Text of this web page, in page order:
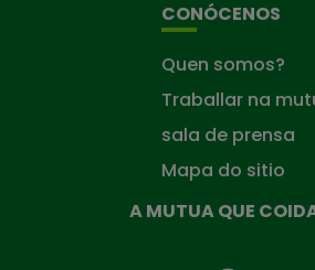
CONÓCENOS
Quen somos?
Traballar na
sala de prensa
Mapa do sitio
A MUTUA QUE